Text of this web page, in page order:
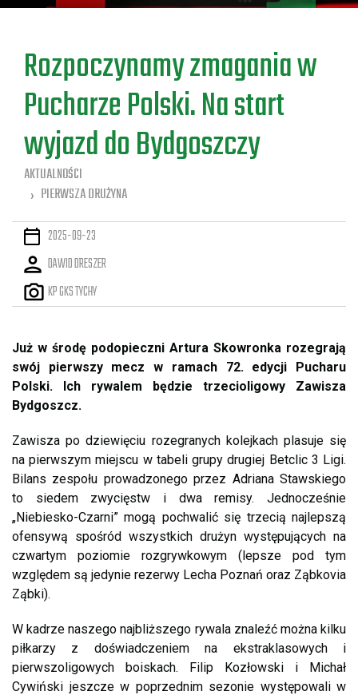
Rozpoczynamy zmagania w
Pucharze Polski. Na start
wyjazd do Bydgoszczy
AKTUALNOŚCI
PIERWSZA DRUŻYNA
2025-09-23
DAWID DRESZER
KP GKS TYCHY
Już w środę podopieczni Artura Skowronka rozegrają
swój pierwszy mecz w ramach 72. edycji Pucharu
Polski. Ich rywalem będzie trzecioligowy Zawisza
Bydgoszcz.
Zawisza po dziewięciu rozegranych kolejkach plasuje się
na pierwszym miejscu w tabeli grupy drugiej Betclic 3 Ligi.
Bilans zespołu prowadzonego przez Adriana Stawskiego
to siedem zwycięstw i dwa remisy. Jednocześnie
„Niebiesko-Czarni” mogą pochwalić się trzecią najlepszą
ofensywą spośród wszystkich drużyn występujących na
czwartym poziomie rozgrywkowym (lepsze pod tym
względem są jedynie rezerwy Lecha Poznań oraz Ząbkovia
Ząbki).
W kadrze naszego najbliższego rywala znaleźć można kilku
piłkarzy z doświadczeniem na ekstraklasowych i
pierwszoligowych boiskach. Filip Kozłowski i Michał
Cywiński jeszcze w poprzednim sezonie występowali w